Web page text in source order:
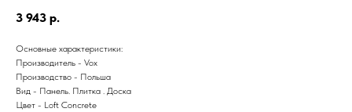
3 943 р.
Основные характеристики:
Производитель - Vox
Производство - Польша
Вид - Панель. Плитка . Доска
Цвет - Loft Concrete